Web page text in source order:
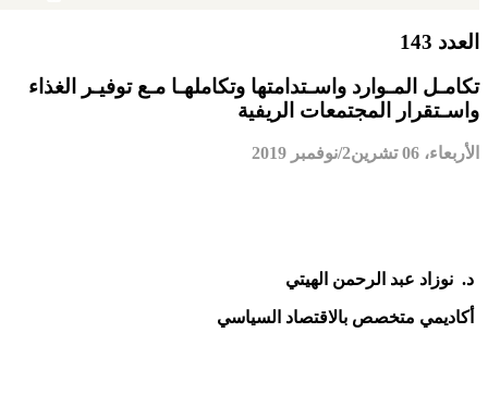
العدد 143
تكامـل المـوارد واسـتدامتها وتكاملهـا مـع توفيـر الغذاء
واسـتقرار المجتمعات الريفية
الأربعاء، 06 تشرين2/نوفمبر 2019
د. نوزاد عبد الرحمن الهيتي
أكاديمي متخصص بالاقتصاد السياسي